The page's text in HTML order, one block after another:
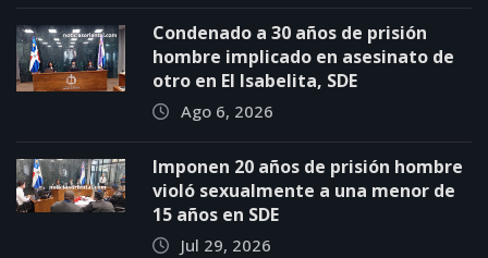
Condenado a 30 años de prisión
hombre implicado en asesinato de
otro en El Isabelita, SDE
Ago 6, 2026
Imponen 20 años de prisión hombre
violó sexualmente a una menor de
15 años en SDE
Jul 29, 2026